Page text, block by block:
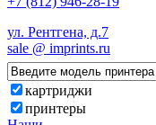
ул. Рентгена, д.7
sale @ imprints.ru
картриджи
принтеры